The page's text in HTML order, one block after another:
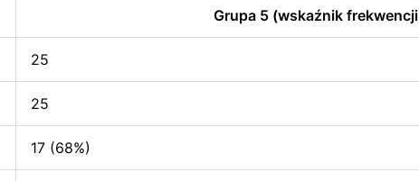
Grupa 5 (wskaźnik
25
25
17 (68%)